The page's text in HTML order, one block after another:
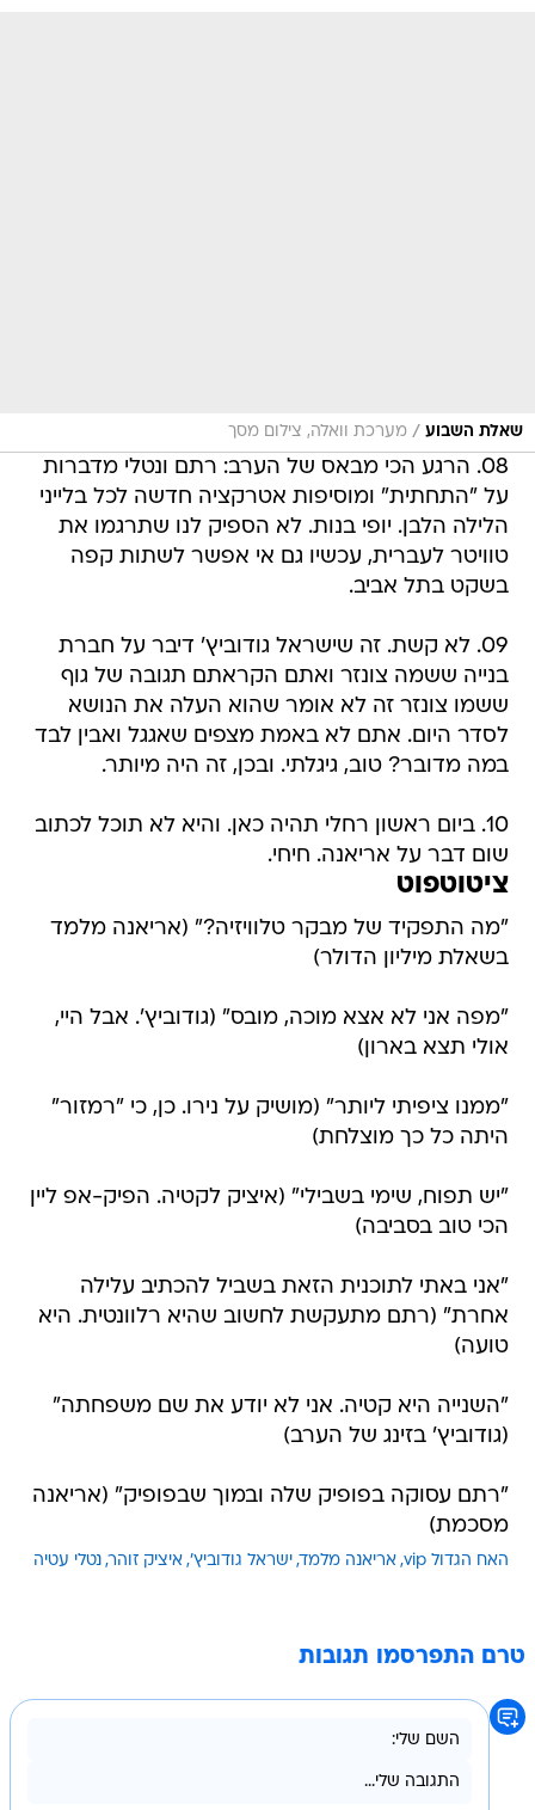
שאלת השבוע / מערכת וואלה, צילום מסך
08. הרגע הכי מבאס של הערב: רתם ונטלי מדברות
על "התחתית" ומוסיפות אטרקציה חדשה לכל בלייני
הלילה הלבן. יופי בנות. לא הספיק לנו שתרגמו את
טוויטר לעברית, עכשיו גם אי אפשר לשתות קפה
בשקט בתל אביב.
09. לא קשת. זה שישראל גודוביץ' דיבר על חברת
בנייה ששמה צונזר ואתם הקראתם תגובה של גוף
ששמו צונזר זה לא אומר שהוא העלה את הנושא
לסדר היום. אתם לא באמת מצפים שאגגל ואבין לבד
במה מדובר? טוב, גיגלתי. ובכן, זה היה מיותר.
10. ביום ראשון רחלי תהיה כאן. והיא לא תוכל לכתוב
שום דבר על אריאנה. חיחי.
ציטוטפוט
"מה התפקיד של מבקר טלוויזיה?" (אריאנה מלמד
בשאלת מיליון הדולר)
"מפה אני לא אצא מוכה, מובס" (גודוביץ'. אבל היי,
אולי תצא בארון)
"ממנו ציפיתי ליותר" (מושיק על נירו. כן, כי "רמזור"
היתה כל כך מוצלחת)
"יש תפוח, שימי בשבילי" (איציק לקטיה. הפיק-אפ ליין
הכי טוב בסביבה)
"אני באתי לתוכנית הזאת בשביל להכתיב עלילה
אחרת" (רתם מתעקשת לחשוב שהיא רלוונטית. היא
טועה)
"השנייה היא קטיה. אני לא יודע את שם משפחתה"
(גודוביץ' בזינג של הערב)
"רתם עסוקה בפופיק שלה ובמוך שבפופיק" (אריאנה
מסכמת)
האח הגדול vip אריאנה מלמד ישראל גודוביץ' איציק זוהר נטלי עטיה
טרם התפרסמו תגובות